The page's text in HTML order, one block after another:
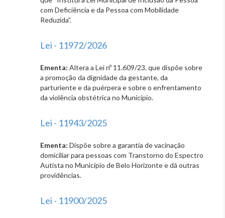
com Deficiência e da Pessoa com Mobilidade
Reduzida”.
Lei - 11972/2026
Ementa: Altera a Lei nº 11.609/23, que dispõe sobre
a promoção da dignidade da gestante, da
parturiente e da puérpera e sobre o enfrentamento
da violência obstétrica no Município.
Lei - 11943/2025
Ementa: Dispõe sobre a garantia de vacinação
domiciliar para pessoas com Transtorno do Espectro
Autista no Município de Belo Horizonte e dá outras
providências.
Lei - 11900/2025